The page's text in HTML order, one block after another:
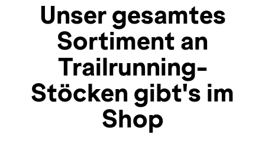
Unser gesamtes
Sortiment an
Trailrunning-
Stöcken gibt's im
Shop